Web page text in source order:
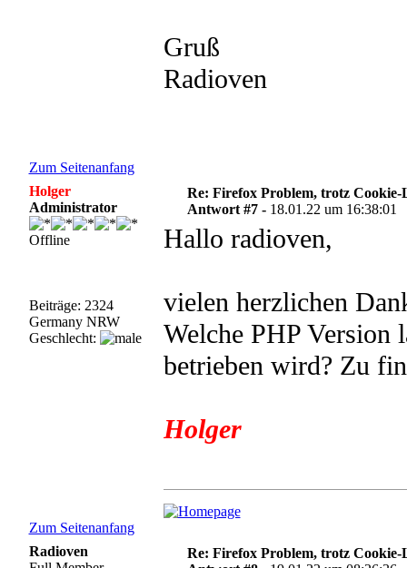
Gruß
Radioven
Zum Seitenanfang
Holger
Administrator
Offline
Beiträge: 2324
Germany NRW
Geschlecht:
Re: Firefox Problem, trotz Cookie-
Antwort #7 - 18.01.22 um 16:38:01
Hallo radioven,
vielen herzlichen
Welche PHP Version
betrieben wird? Zu
Holger
Zum Seitenanfang
Radioven
Re: Firefox Problem, trotz Cookie-